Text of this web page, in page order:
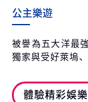
公主樂遊
被譽為五大洋最
獨家與受好萊塢
體驗精彩娛